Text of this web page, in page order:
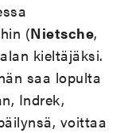
(Nietsche,
kieltäjäksi.
saa lopulta
Indrek,
voittaa